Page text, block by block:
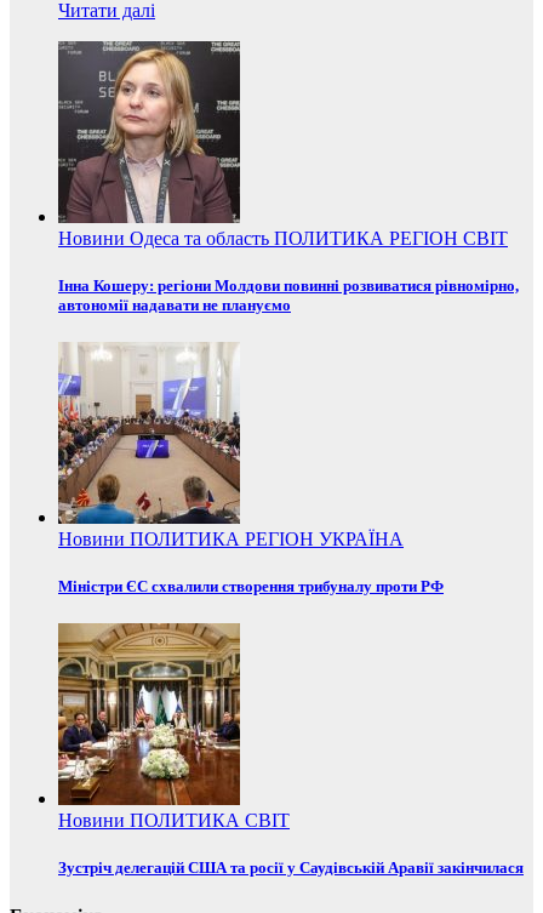
Читати далі
Новини Одеса та область ПОЛИТИКА РЕГІОН СВІТ
Інна Кошеру: регіони Молдови повинні розвиватися рівномірно,
автономії надавати не плануємо
Новини ПОЛИТИКА РЕГІОН УКРАЇНА
Міністри ЄС схвалили створення трибуналу проти РФ
Новини ПОЛИТИКА СВІТ
Зустріч делегацій США та росії у Саудівській Аравії закінчилася